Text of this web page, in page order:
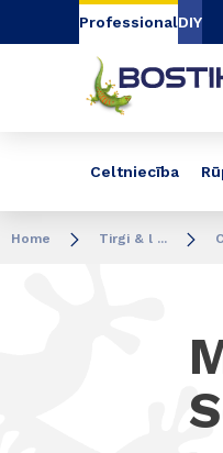
Go to content Go to
ProfessionalDIY
Celtniecība
Home Tirgi & l ...